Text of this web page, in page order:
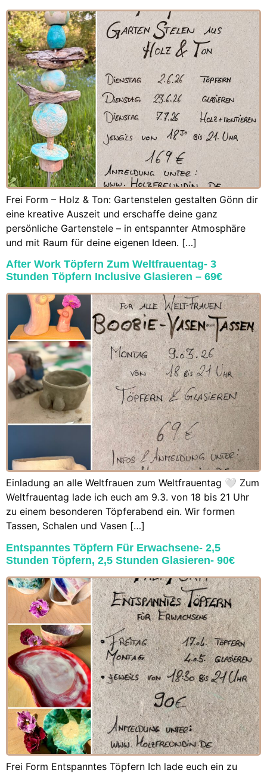
Frei Form – Holz & Ton: Gartenstelen gestalten Gönn dir
eine kreative Auszeit und erschaffe deine ganz
persönliche Gartenstele – in entspannter Atmosphäre
und mit Raum für deine eigenen Ideen. […]
After Work Töpfern Zum Weltfrauentag- 3
Stunden Töpfern Inclusive Glasieren – 69€
Einladung an alle Weltfrauen zum Weltfrauentag 🤍 Zum
Weltfrauentag lade ich euch am 9.3. von 18 bis 21 Uhr
zu einem besonderen Töpferabend ein. Wir formen
Tassen, Schalen und Vasen […]
Entspanntes Töpfern Für Erwachsene- 2,5
Stunden Töpfern, 2,5 Stunden Glasieren- 90€
Frei Form Entspanntes Töpfern Ich lade euch ein zu